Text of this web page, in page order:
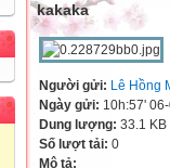
kakaka
Người gửi: Lê Hồng
Ngày gửi: 10h:57'
Dung lượng: 33.1 KB
Số lượt tải: 0
Mô tả: